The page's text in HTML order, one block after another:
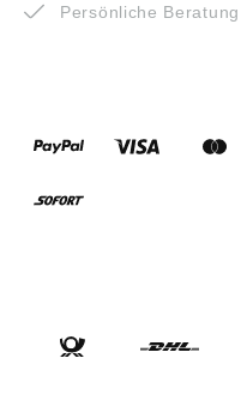
Persönliche Beratung